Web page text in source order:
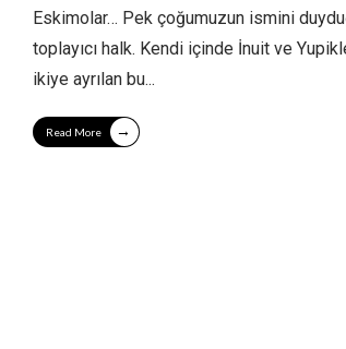
Eskimolar… Pek çoğumuzun ismini
toplayıcı halk. Kendi içinde İnuit ve
ikiye ayrılan bu...
Read More →